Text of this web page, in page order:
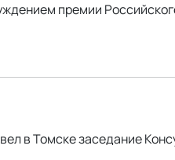
премии
в Томске заседание